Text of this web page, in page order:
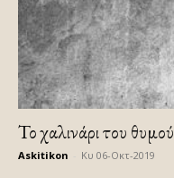
Το χαλινάρι του θυμού
Askitikon Κυ 06-Οκτ-2019